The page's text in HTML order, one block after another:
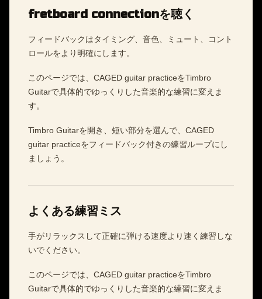
fretboard connectionを聴く
フィードバックはタイミング、音色、ミュート、コント
ロールをより明確にします。
このページでは、CAGED guitar practiceをTimbro
Guitarで具体的でゆっくりした音楽的な練習に変えま
す。
Timbro Guitarを開き、短い部分を選んで、CAGED
guitar practiceをフィードバック付きの練習ループにし
ましょう。
よくある練習ミス
手がリラックスして正確に弾ける速度より速く練習しな
いでください。
このページでは、CAGED guitar practiceをTimbro
Guitarで具体的でゆっくりした音楽的な練習に変えま